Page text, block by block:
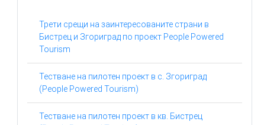
Трети срещи на заинтересованите страни в
Бистрец и Згориград по проект People Powered
Tourism
Тестване на пилотен проект в с. Згориград
(People Powered Tourism)
Тестване на пилотен проект в кв. Бистрец